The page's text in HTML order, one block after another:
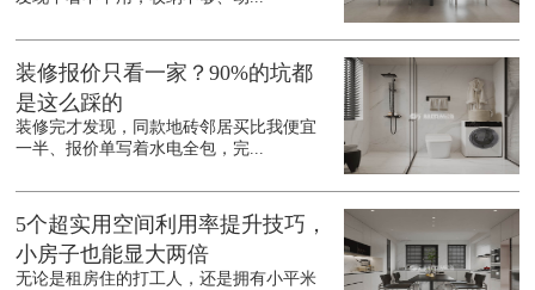
装修报价只看一家？90%的坑都
是这么踩的
装修完才发现，同款地砖邻居买比我便宜
一半、报价单写着水电全包，完...
5个超实用空间利用率提升技巧，
小房子也能显大两倍
无论是租房住的打工人，还是拥有小平米